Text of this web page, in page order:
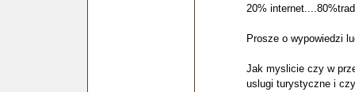
20%
Prosze o wypowiedzi
Jak myslicie czy w
uslugi turystyczne i